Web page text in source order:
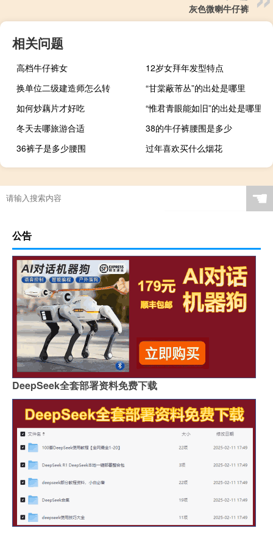
灰色微喇牛仔裤
相关问题
高档牛仔裤女
12岁女拜年发型特点
换单位二级建造师怎么转
“甘棠蔽芾丛”的出处是哪里
如何炒藕片才好吃
“惟君青眼能如旧”的出处是哪里
冬天去哪旅游合适
38的牛仔裤腰围是多少
36裤子是多少腰围
过年喜欢买什么烟花
☚
公告
DeepSeek全套部署资料免费下载